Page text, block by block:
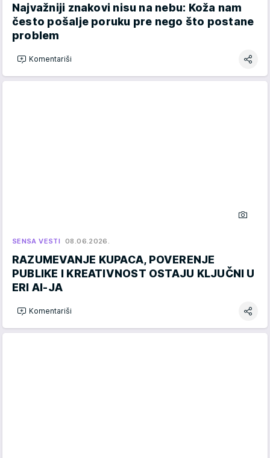
Najvažniji znakovi nisu na nebu: Koža nam
često pošalje poruku pre nego što postane
problem
Komentariši
SENSA VESTI 08.06.2026.
RAZUMEVANJE KUPACA, POVERENJE
PUBLIKE I KREATIVNOST OSTAJU KLJUČNI U
ERI AI-JA
Komentariši